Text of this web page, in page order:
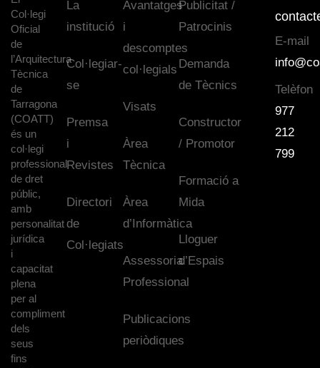
Col·legi
Oficial
de
l’Arquitectura
Tècnica
de
Tarragona
(COATT)
és un
col·legi
professional
de dret
públic,
amb
personalitat
jurídica
i
capacitat
plena
per al
compliment
dels
seus
fins
La
institució
Col·legiar-
se
Premsa
i
Revistes
Directori
de
Col·legiats
Avantatges
i
descomptes
col·legials
Visats
Àrea
Tècnica
Àrea
d’Informàtica
Assessoria
Professional
Publicacions
periòdiques
Publicitat /
Patrocinis
Demanda
de Tècnics
Constructor
/ Promotor
Formació a
Mida
Lloguer
d’Espais
E-mail
Telèfon
977
212
799